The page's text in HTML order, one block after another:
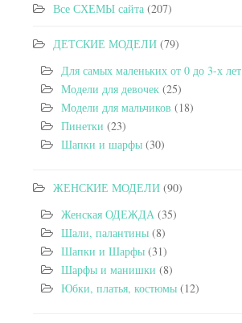
Все СХЕМЫ сайта (207)
ДЕТСКИЕ МОДЕЛИ (79)
Для самых маленьких от 0 до 3-х лет
Модели для девочек (25)
Модели для мальчиков (18)
Пинетки (23)
Шапки и шарфы (30)
ЖЕНСКИЕ МОДЕЛИ (90)
Женская ОДЕЖДА (35)
Шали, палантины (8)
Шапки и Шарфы (31)
Шарфы и манишки (8)
Юбки, платья, костюмы (12)